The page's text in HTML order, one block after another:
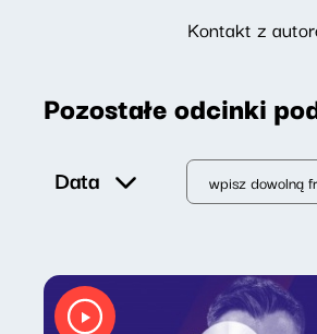
Kontakt z
Pozostałe odcinki
Data